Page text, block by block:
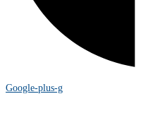
Google-plus-g